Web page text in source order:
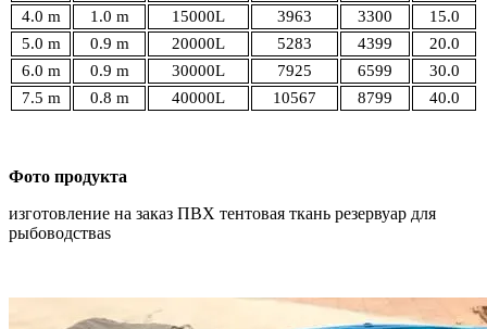
4.0 m 1.0 m 15000L 3963 3300
15.0
5.0 m 0.9 m 20000L 5283 4399
20.0
6.0 m 0.9 m 30000L 7925 6599
30.0
7.5 m 0.8 m 40000L 10567 8799 40.0
Фото продукта
изготовление на заказ ПВХ тентовая ткань резервуар для
рыбоводстваs